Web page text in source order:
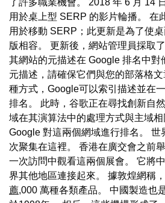
用於桌上型 SERP 的影片輪播。 在
用於移動 SERP；此更新是為了使
版相容。 更新後，網站管理員採取
其網站的元描述在 Google 排名中對
元描述，請確保它們與您的部落格
種方式，Google可以索引描述並在
排名。 此時，谷歌正在尋找創新自
域在其演算法中的處理方式與主域
Google 對這兩個網域進行排名。 世
次聚集在這裡。 香港在廣交會之前
一次訪問中觀看這兩個展會。 它將
界其他地區連接起來。 據敦煌網稱
薦,000 萬種各類產品。 中國製造也